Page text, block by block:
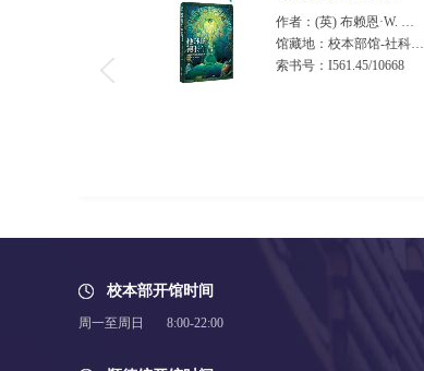
作者：(英) 布赖恩·W. 奥尔迪斯著
馆藏地：校本部馆-社科新书展示架（2楼） 顺德校区馆-顺德社科新书展示架（3楼）
索书号：I561.45/10668
校本部开馆时间
周一至周日 8:00-22:00